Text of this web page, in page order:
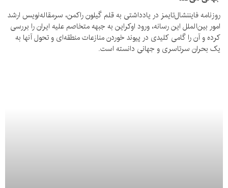
روزنامه فایننشال‌تایمز در یادداشتی به قلم گیلون راکمن، سرمقاله‌نویس ارشد
امور بین‌الملل این رسانه، ورود اوکراین به جبهه متخاصم علیه ایران را بررسی
کرده و آن را گامی کلیدی در پیوند خوردن منازعات منطقه‌ای و تحول آنها به
یک بحران سرتاسری و جهانی دانسته است.